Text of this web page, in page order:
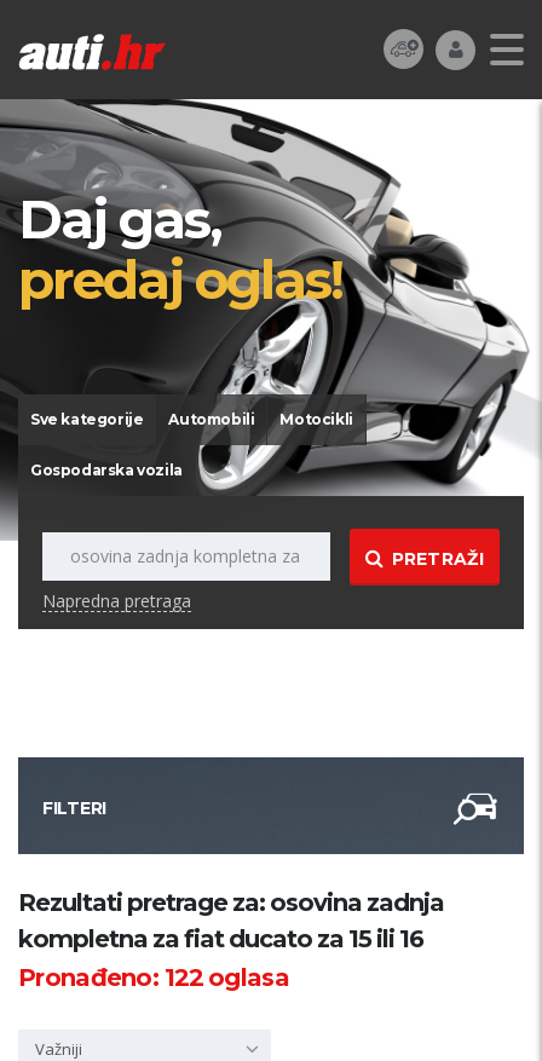
Daj gas,
predaj oglas!
Sve kategorije Automobili Motocikli
Gospodarska vozila
PRETRAŽI
Napredna pretraga
FILTERI
Kategorija
Županija
Rezultati pretrage za: osovina zadnja
kompletna za fiat ducato za 15 ili 16
Pronađeno: 122oglasa
Važniji